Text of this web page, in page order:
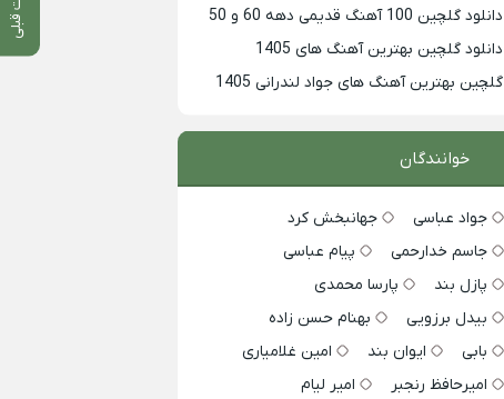
دانلود گلچین 100 آهنگ قدیمی دهه 60 و 50
دانلود گلچین بهترین آهنگ های 1405
گلچین بهترین آهنگ های جواد لندرانی 1405
خوانندگان
جواد عباسی
جهانبخش کرد
جاسم خدارحمی
پیام عباسی
پازل بند
پارسا محمدی
بیدل برزویی
بهنام حسن زاده
بابی
ایوان بند
امین غلامیاری
امیرحافظ رنجبر
امیر لیام